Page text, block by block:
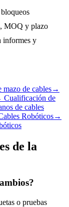
MOQ y plazo
informes y
mazo de cables→
Cualificación de
de cables
Robóticos→
de la
o pruebas